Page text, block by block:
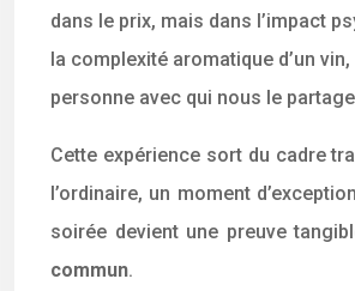
dans le prix, mais dans l’impact
la complexité aromatique d’un
personne avec qui nous le
Cette expérience sort du cadre
l’ordinaire, un moment
soirée devient une preuve
commun.